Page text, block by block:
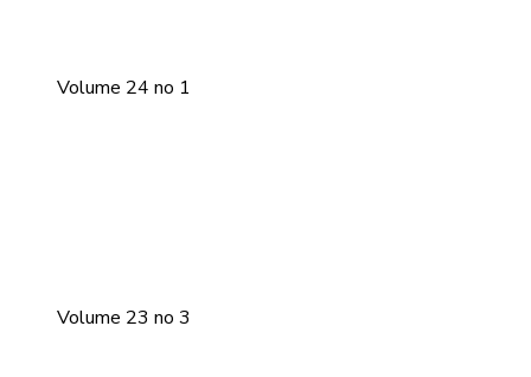
Volume 24 no 1
Volume 23 no 3